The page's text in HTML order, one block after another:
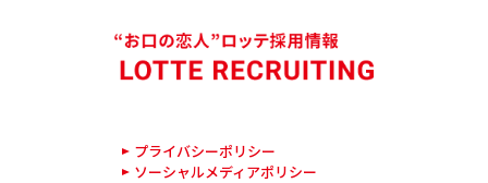
プライバシーポリシー
ソーシャルメディアポリシー